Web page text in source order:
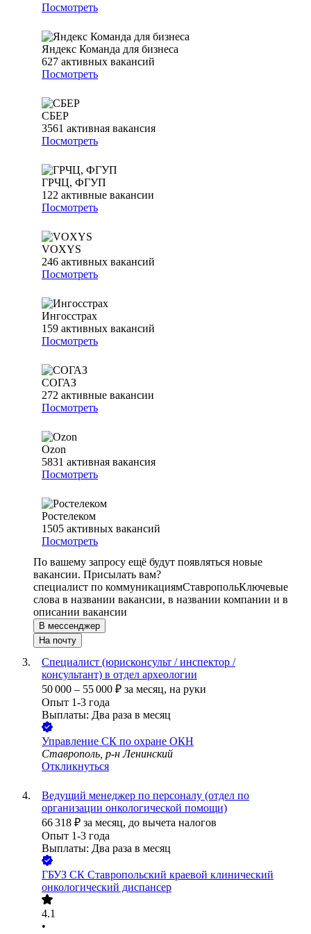
Посмотреть
Яндекс Команда для бизнеса
627 активных вакансий
Посмотреть
СБЕР
3561 активная вакансия
Посмотреть
ГРЧЦ, ФГУП
122 активные вакансии
Посмотреть
VOXYS
246 активных вакансий
Посмотреть
Ингосстрах
159 активных вакансий
Посмотреть
СОГАЗ
272 активные вакансии
Посмотреть
Ozon
5831 активная вакансия
Посмотреть
Ростелеком
1505 активных вакансий
Посмотреть
По вашему запросу ещё будут появляться новые
вакансии. Присылать вам?
специалист по коммуникациямСтавропольКлючевые
слова в названии вакансии, в названии компании и в
описании вакансии
В мессенджер
На почту
Специалист (юрисконсульт / инспектор /
консультант) в отдел археологии
50 000 – 55 000 ₽ за месяц, на руки
Опыт 1-3 года
Выплаты: Два раза в месяц
Управление СК по охране ОКН
Ставрополь, р-н Ленинский
Откликнуться
Ведущий менеджер по персоналу (отдел по
организации онкологической помощи)
66 318 ₽ за месяц, до вычета налогов
Опыт 1-3 года
Выплаты: Два раза в месяц
ГБУЗ СК Ставропольский краевой клинический
онкологический диспансер
4.1
•